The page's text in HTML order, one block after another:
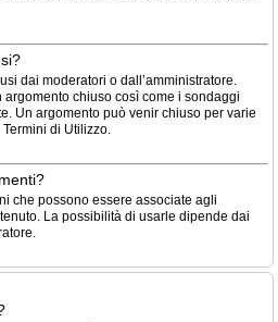
dai moderatori o dall’amministratore.
chiuso così come i sondaggi
Un argomento può venir chiuso per varie
di Utilizzo.
che possono essere associate agli
La possibilità di usarle dipende dai